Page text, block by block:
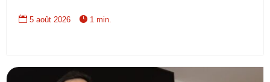
 5 août 2026  1 min.